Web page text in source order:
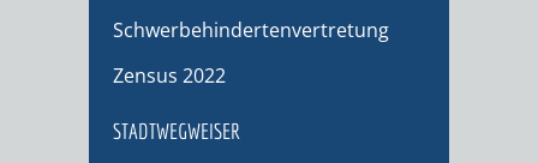
Schwerbehindertenvertretung
Zensus 2022
STADTWEGWEISER